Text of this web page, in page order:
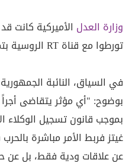
وزارة العدل الأميركية كانت
تورطوا مع قناة RT الروسية بتمويلات مماثلة.
في السياق، النائبة
بوضوح: "أي مؤثر يتقاضى
بموجب قانون تسجيل الوكلاء
غيتز فربط الأمر مباشرة
عن علاقات ودية فقط، بل عن